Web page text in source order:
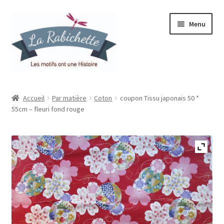
la
navigation
contenu
Menu
Contact
Ma liste de souhaits
Mon espace
Mon compte
Panier
Accueil Par matière Coton
coupon Tissu japonais 50 *
55cm – fleuri fond rouge